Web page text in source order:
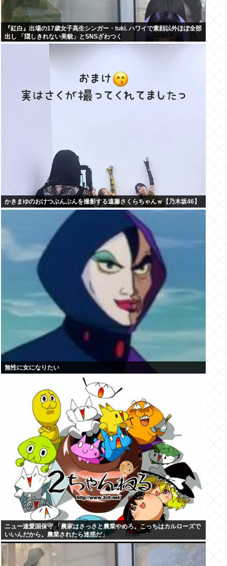
『紅白』出場の17歳女子高生シンガー・tuki. ハワイで素顔以外ほぼ全部
出し 「隠しきれない美貌」とSNSざわつく
かきまゆのおけつぶんぶんを撮影する遠藤さくらちゃんｗ【乃木坂46】
無性に女になりたい
ニュー速愛国保守 「農家はさっさと農業やめろ。こっちはカルローズで
いいんだから。農業されたら迷惑だ」